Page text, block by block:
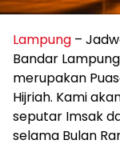
Lampung –
Bandar
merupakan
Hijriah. Kami
seputar Imsak
selama Bulan